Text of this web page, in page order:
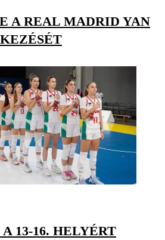
A REAL MADRID YAN
13-16. HELYÉRT